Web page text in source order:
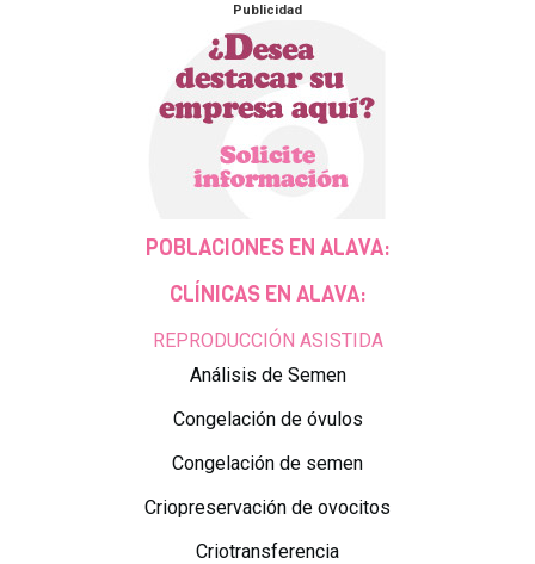
Publicidad
POBLACIONES EN ALAVA:
CLÍNICAS EN ALAVA:
REPRODUCCIÓN ASISTIDA
Análisis de Semen
Congelación de óvulos
Congelación de semen
Criopreservación de ovocitos
Criotransferencia